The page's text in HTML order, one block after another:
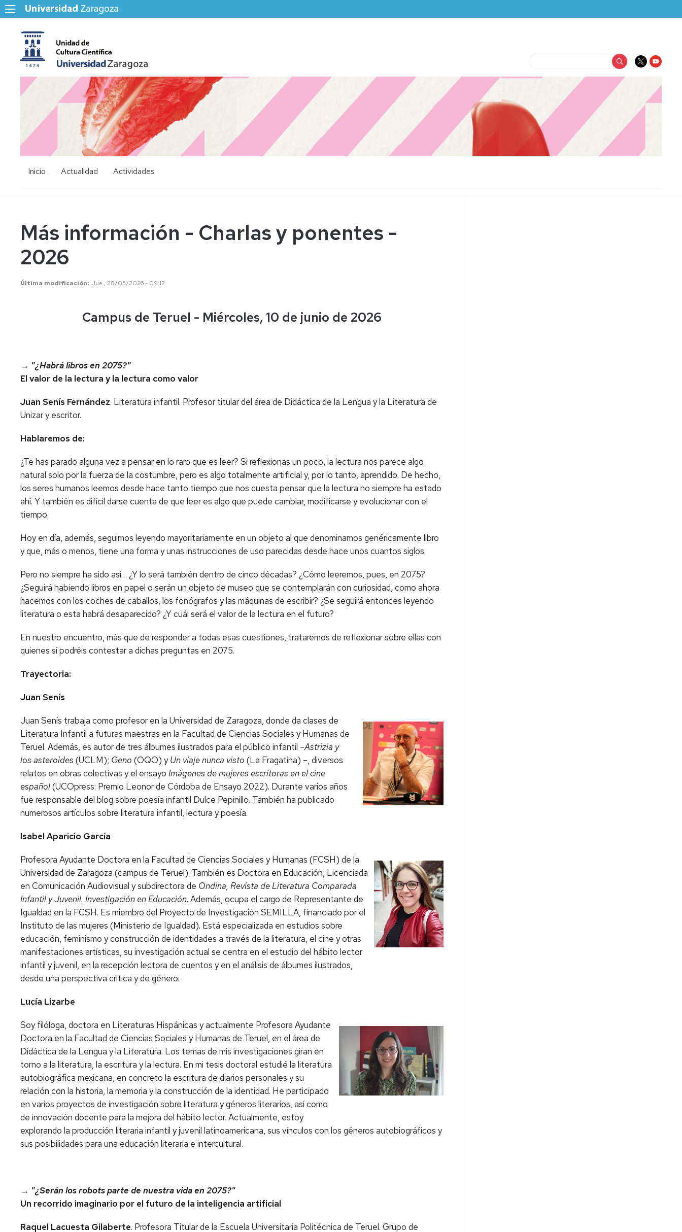
Inicio Actualidad Actividades
Más información - Charlas y ponentes -
2026
Última modificación Jue , 28/05/2026 - 09:12
Campus de Teruel - Miércoles, 10 de junio de 2026
→ "¿Habrá libros en 2075?"
El valor de la lectura y la lectura como valor
Juan Senís Fernández. Literatura infantil. Profesor titular del área de Didáctica de la Lengua y la Literatura de
Unizar y escritor.
Hablaremos de:
¿Te has parado alguna vez a pensar en lo raro que es leer? Si reflexionas un poco, la lectura nos parece algo
natural solo por la fuerza de la costumbre, pero es algo totalmente artificial y, por lo tanto, aprendido. De hecho,
los seres humanos leemos desde hace tanto tiempo que nos cuesta pensar que la lectura no siempre ha estado
ahí. Y también es difícil darse cuenta de que leer es algo que puede cambiar, modificarse y evolucionar con el
tiempo.
Hoy en día, además, seguimos leyendo mayoritariamente en un objeto al que denominamos genéricamente libro
y que, más o menos, tiene una forma y unas instrucciones de uso parecidas desde hace unos cuantos siglos.
Pero no siempre ha sido así… ¿Y lo será también dentro de cinco décadas? ¿Cómo leeremos, pues, en 2075?
¿Seguirá habiendo libros en papel o serán un objeto de museo que se contemplarán con curiosidad, como ahora
hacemos con los coches de caballos, los fonógrafos y las máquinas de escribir? ¿Se seguirá entonces leyendo
literatura o esta habrá desaparecido? ¿Y cuál será el valor de la lectura en el futuro?
En nuestro encuentro, más que de responder a todas esas cuestiones, trataremos de reflexionar sobre ellas con
quienes sí podréis contestar a dichas preguntas en 2075.
Trayectoria:
Juan Senís
Juan Senís trabaja como profesor en la Universidad de Zaragoza, donde da clases de
Literatura Infantil a futuras maestras en la Facultad de Ciencias Sociales y Humanas de
Teruel. Además, es autor de tres álbumes ilustrados para el público infantil –Astrizia y
los asteroides (UCLM); Geno (OQO) yUn viaje nunca visto (La Fragatina) –, diversos
relatos en obras colectivas y el ensayo Imágenes de mujeres escritoras en el cine
español(UCOpress: Premio Leonor de Córdoba de Ensayo 2022). Durante varios años
fue responsable del blog sobre poesía infantil Dulce Pepinillo. También ha publicado
numerosos artículos sobre literatura infantil, lectura y poesía.
Isabel Aparicio García
Profesora Ayudante Doctora en la Facultad de Ciencias Sociales y Humanas (FCSH) de la
Universidad de Zaragoza (campus de Teruel). También es Doctora en Educación, Licenciada
en Comunicación Audiovisual y subdirectora de Ondina, Revista de Literatura Comparada
Infantil y Juvenil. Investigación en Educación. Además, ocupa el cargo de Representante de
Igualdad en la FCSH. Es miembro del Proyecto de Investigación SEMILLA, financiado por el
Instituto de las mujeres (Ministerio de Igualdad). Está especializada en estudios sobre
educación, feminismo y construcción de identidades a través de la literatura, el cine y otras
manifestaciones artísticas, su investigación actual se centra en el estudio del hábito lector
infantil y juvenil, en la recepción lectora de cuentos y en el análisis de álbumes ilustrados,
desde una perspectiva crítica y de género.
Lucía Lizarbe
Soy filóloga, doctora en Literaturas Hispánicas y actualmente Profesora Ayudante
Doctora en la Facultad de Ciencias Sociales y Humanas de Teruel, en el área de
Didáctica de la Lengua y la Literatura. Los temas de mis investigaciones giran en
torno a la literatura, la escritura y la lectura. En mi tesis doctoral estudié la literatura
autobiográfica mexicana, en concreto la escritura de diarios personales y su
relación con la historia, la memoria y la construcción de la identidad. He participado
en varios proyectos de investigación sobre literatura y géneros literarios, así como
de innovación docente para la mejora del hábito lector. Actualmente, estoy
explorando la producción literaria infantil y juvenil latinoamericana, sus vínculos con los géneros autobiográficos y
sus posibilidades para una educación literaria e intercultural.
→ "¿Serán los robots parte de nuestra vida en 2075?"
Un recorrido imaginario por el futuro de la inteligencia artificial
Raquel Lacuesta Gilaberte. Profesora Titular de la Escuela Universitaria Politécnica de Teruel. Grupo de